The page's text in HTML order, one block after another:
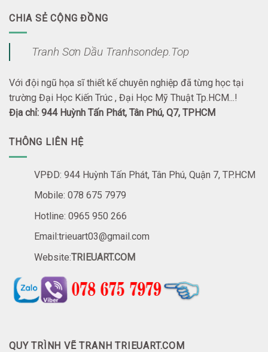
CHIA SẺ CỘNG ĐỒNG
Tranh Sơn Dầu Tranhsondep.Top
Với đội ngũ họa sĩ thiết kế chuyên nghiệp đã từng học tại
trường Đại Học Kiến Trúc , Đại Học Mỹ Thuật Tp.HCM...!
Địa chỉ: 944 Huỳnh Tấn Phát, Tân Phú, Q7, TPHCM
THÔNG LIÊN HỆ
VPĐD: 944 Huỳnh Tấn Phát, Tân Phú, Quận 7, TP.HCM
Mobile: 078 675 7979
Hotline: 0965 950 266
Email:trieuart03@gmail.com
Website:TRIEUART.COM
QUY TRÌNH VẼ TRANH TRIEUART.COM